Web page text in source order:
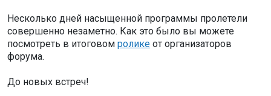
Несколько дней насыщенной программы пролетели
совершенно незаметно. Как это было вы можете
посмотреть в итоговом ролике от организаторов
форума.
До новых встреч!